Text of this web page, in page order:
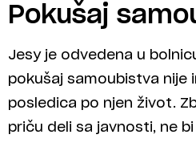
Pokušaj
Jesy je odvedena u
pokušaj samoubistva nije
posledica po njen život.
priču deli sa javnosti, ne